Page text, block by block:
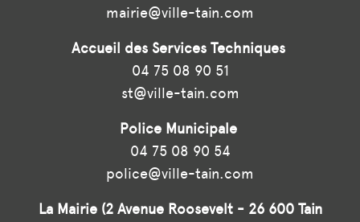
mairie@ville-tain.com
Accueil des Services Techniques
04 75 08 90 51
st@ville-tain.com
Police Municipale
04 75 08 90 54
police@ville-tain.com
La Mairie (2 Avenue Roosevelt - 26 600 Tain